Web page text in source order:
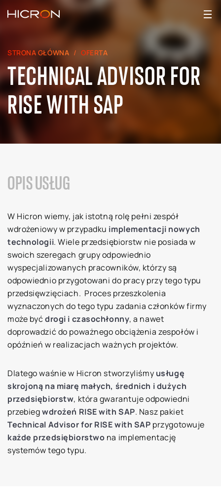
STRONA GŁÓWNA OFERTA
TECHNICAL ADVISOR FOR
RISE WITH SAP
OPIS USŁUG
W Hicron wiemy, jak istotną rolę pełni zespół
wdrożeniowy w przypadku implementacji nowych
technologii. Wiele przedsiębiorstw nie posiada w
swoich szeregach grupy odpowiednio
wyspecjalizowanych pracowników, którzy są
odpowiednio przygotowani do pracy przy tego typu
przedsięwzięciach. Proces przeszkolenia
wyznaczonych do tego typu zadania członków firmy
może byćdrogi i czasochłonny, a nawet
doprowadzić do poważnego obciążenia zespołów i
opóźnień w realizacjach ważnych projektów.
Dlatego waśnie w Hicron stworzyliśmy usługę
skrojoną na miarę małych, średnich i dużych
przedsiębiorstw, która gwarantuje odpowiedni
przebiegwdrożeń RISE with SAP. Nasz pakiet
Technical Advisor for RISE with SAP przygotowuje
każde przedsiębiorstwo na implementację
systemów tego typu.